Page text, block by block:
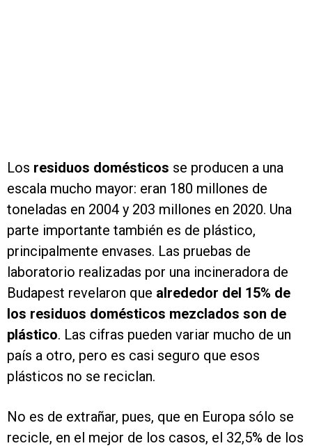
Los residuos domésticos se producen a una
escala mucho mayor: eran 180 millones de
toneladas en 2004 y 203 millones en 2020. Una
parte importante también es de plástico,
principalmente envases. Las pruebas de
laboratorio realizadas por una incineradora de
Budapest revelaron que alrededor del 15% de
los residuos domésticos mezclados son de
plástico. Las cifras pueden variar mucho de un
país a otro, pero es casi seguro que esos
plásticos no se reciclan.
No es de extrañar, pues, que en Europa sólo se
recicle, en el mejor de los casos, el 32,5% de los